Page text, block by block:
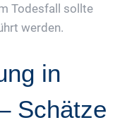
Todesfall sollte
werden.
in
Schätze